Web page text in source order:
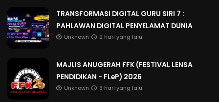
TRANSFORMASI DIGITAL GURU SIRI 7 :
PAHLAWAN DIGITAL PENYELAMAT DUNIA
Unknown 2 hari yang lalu
MAJLIS ANUGERAH FFK (FESTIVAL LENSA
PENDIDIKAN - FLeP) 2026
Unknown 3 hari yang lalu